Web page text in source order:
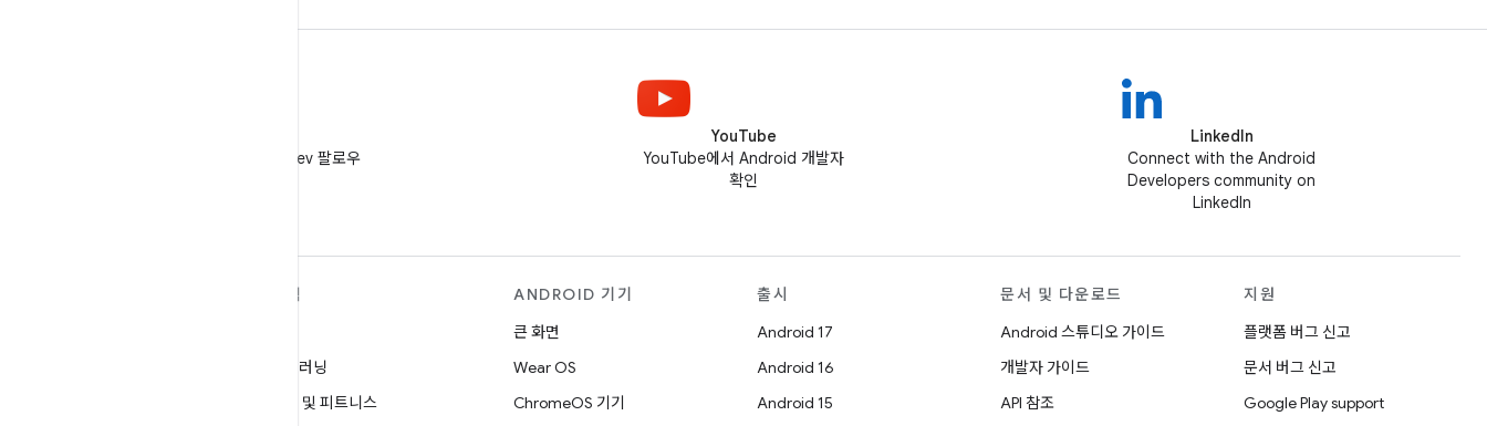
X에서 @AndroidDev 팔로우
YouTube
YouTube에서 Android 개발자
확인
LinkedIn
Connect with the Android
Developers community on
LinkedIn
탐색
머신러닝
건강 및 피트니스
ANDROID 기기
큰 화면
Wear OS
ChromeOS 기기
출시
Android 17
Android 16
Android 15
문서 및 다운로드
Android 스튜디오 가이드
개발자 가이드
API 참조
지원
플랫폼 버그 신고
문서 버그 신고
Google Play support